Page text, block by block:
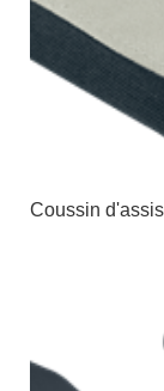
Coussin